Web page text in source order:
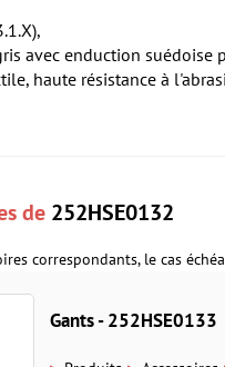
avec enduction suédoise
haute résistance à
de 252HSE0132
correspondants, le cas
Gants - 252HSE0133